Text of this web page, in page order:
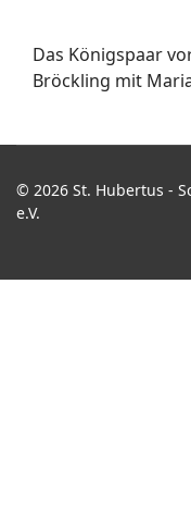
Das Königspaar
Bröckling mit
© 2026 St. Hubertus -
e.V.